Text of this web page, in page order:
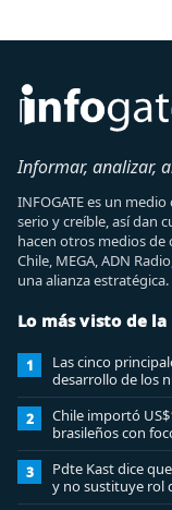
Informar, analizar,
INFOGATE es un
serio y creíble, así dan
hacen otros medios de
Chile, MEGA, ADN
una alianza estratégica.
Lo más visto de la
1
Las cinco
desarrollo de los
2
Chile importó
brasileños con
3
Pdte Kast dice
y no sustituye rol